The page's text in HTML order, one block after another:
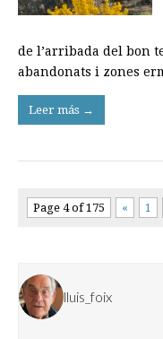
de l’arribada del bon
abandonats i zones
Leer más →
Page 4 of 175 « 1
lluis_foix